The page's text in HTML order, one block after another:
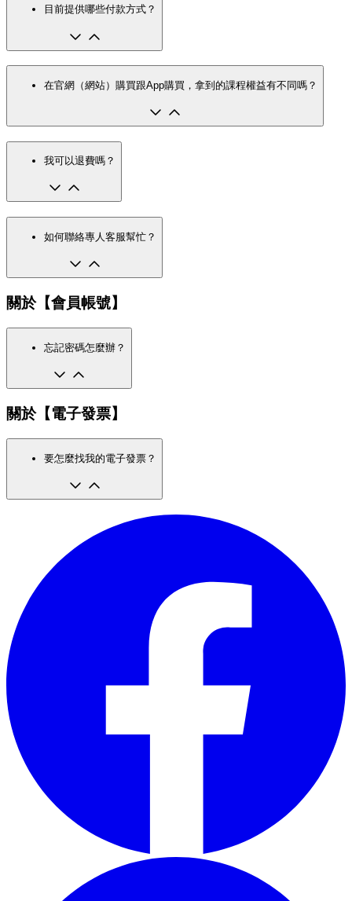
目前提供哪些付款方式？
在官網（網站）購買跟App購買，拿到的課程權益有不同嗎？
我可以退費嗎？
如何聯絡專人客服幫忙？
關於【會員帳號】
忘記密碼怎麼辦？
關於【電子發票】
要怎麼找我的電子發票？